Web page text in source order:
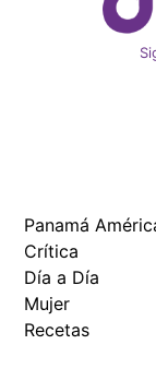
Panamá
Crítica
Día a Día
Mujer
Recetas